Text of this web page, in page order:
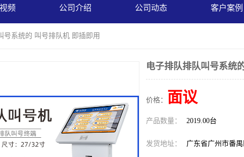
频 公司介绍 公司动态 客户案例
号系统的 叫号排队机 即插即用
电子排队排队叫号系统
价格： 面议
产品数量： 2019.00台
发货地址： 广东省广州市番